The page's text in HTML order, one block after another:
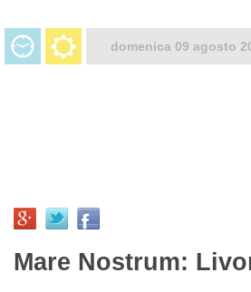
domenica 09 agosto
Mare Nostrum: